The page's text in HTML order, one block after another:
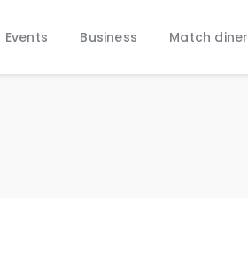
Events Business Match diner